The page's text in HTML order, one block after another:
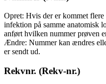
Opret: Hvis der er kommet
infektion på samme anatomisk
anført hvilken nummer prøven
Ændre: Nummer kan ændres
er sendt ud.
Rekvnr. (Rekv-nr.)